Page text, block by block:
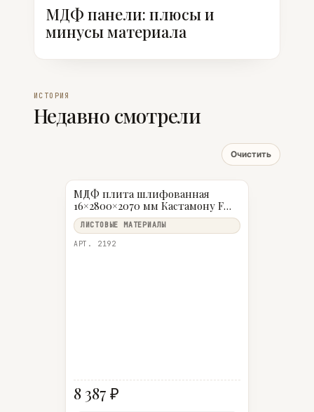
МДФ панели: плюсы и
минусы материала
ИСТОРИЯ
Недавно смотрели
Очистить
МДФ плита шлифованная
16×2800×2070 мм Кастамону F
MR (влагостойкий)
ЛИСТОВЫЕ МАТЕРИАЛЫ
АРТ. 2192
8 387 ₽